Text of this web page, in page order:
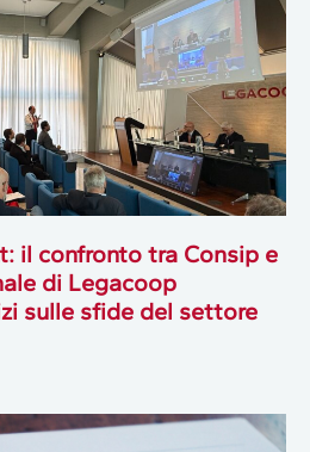
il confronto tra Consip e
di Legacoop
sulle sfide del settore